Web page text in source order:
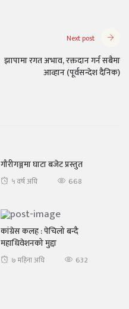
Next post
झापामा रगत अभाव, रक्तदान गर्न सबैमा
आव्हान (पूर्वसन्देश दैनिक)
twitter
pinterest
pinterest
गौरीगञ्जमा घाटा बजेट प्रस्तुत
५ वर्ष अघि 668
कांग्रेस कलह : पेचिलो बन्दै
महाधिवेशनको मुद्दा
७ महिना अघि 632